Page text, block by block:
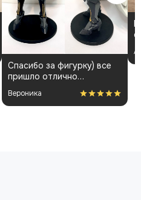
Спасибо за фигурку) все
пришло отлично
упакованным. Отдельная
благодарность за
покраску модели.
Вероника